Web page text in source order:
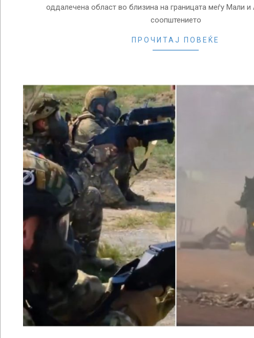
оддалечена област во близина на границата меѓу Мали
соопштението
ПРОЧИТАЈ ПОВЕЌЕ